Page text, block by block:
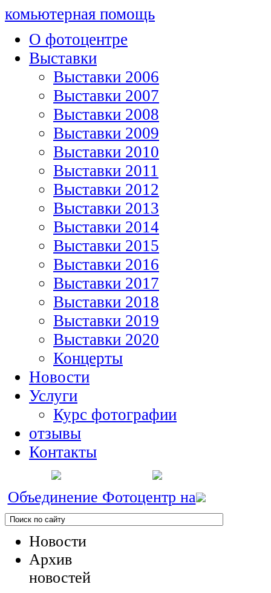
комьютерная помощь
О фотоцентре
Выставки
Выставки 2006
Выставки 2007
Выставки 2008
Выставки 2009
Выставки 2010
Выставки 2011
Выставки 2012
Выставки 2013
Выставки 2014
Выставки 2015
Выставки 2016
Выставки 2017
Выставки 2018
Выставки 2019
Выставки 2020
Концерты
Новости
Услуги
Курс фотографии
отзывы
Контакты
Объединение Фотоцентр на
Новости
Архив
новостей